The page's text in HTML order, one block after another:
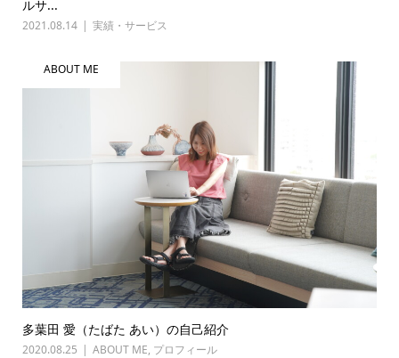
ルサ...
2021.08.14 実績・サービス
ABOUT ME
多葉田 愛（たばた あい）の自己紹介
2020.08.25 ABOUT ME, プロフィール